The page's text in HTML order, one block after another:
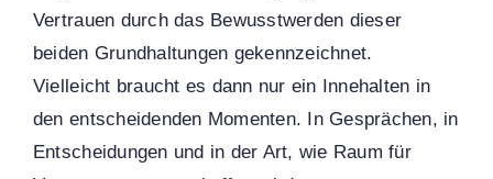
Vertrauen durch das Bewusstwerden dieser
beiden Grundhaltungen gekennzeichnet.
Vielleicht braucht es dann nur ein Innehalten in
den entscheidenden Momenten. In Gesprächen, in
Entscheidungen und in der Art, wie Raum für